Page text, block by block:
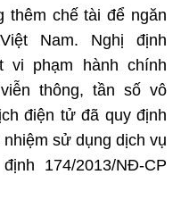
thêm chế tài để ngăn
Nam. Nghị định
vi phạm hành chính
thông, tần số vô
điện tử đã quy định
sử dụng dịch vụ
174/2013/NĐ-CP